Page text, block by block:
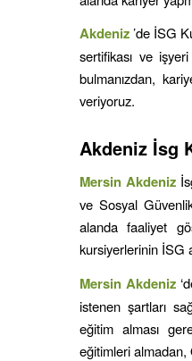
Akdeniz ’de İSG
sertifikası ve
bulmanızdan,
veriyoruz.
Akdeniz İsg
Mersin Akdeniz
ve Sosyal
alanda faaliyet
kursiyerlerinin İSG
Mersin Akdeniz
istenen şartları
eğitim alması
eğitimleri almadan,